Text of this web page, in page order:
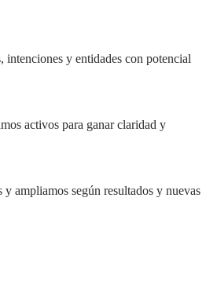
intenciones y entidades con potencial
activos para ganar claridad y
y ampliamos según resultados y nuevas